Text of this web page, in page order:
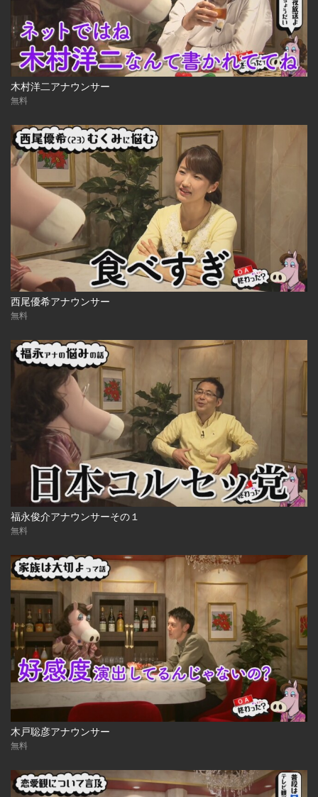
木村洋二アナウンサー
無料
西尾優希アナウンサー
無料
福永俊介アナウンサーその１
無料
木戸聡彦アナウンサー
無料